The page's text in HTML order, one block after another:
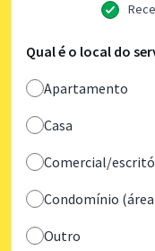
Qual é o local do
Apartamento
Casa
Comercial/
Condomínio
Outro